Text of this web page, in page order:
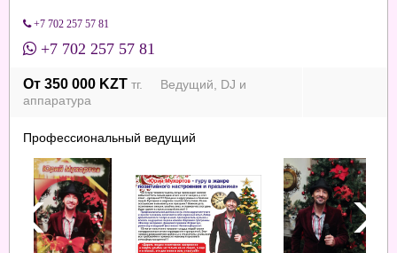
+7 702 257 57 81
+7 702 257 57 81
От 350 000 KZT тг. Ведущий, DJ и
аппаратура
Профессиональный ведущий